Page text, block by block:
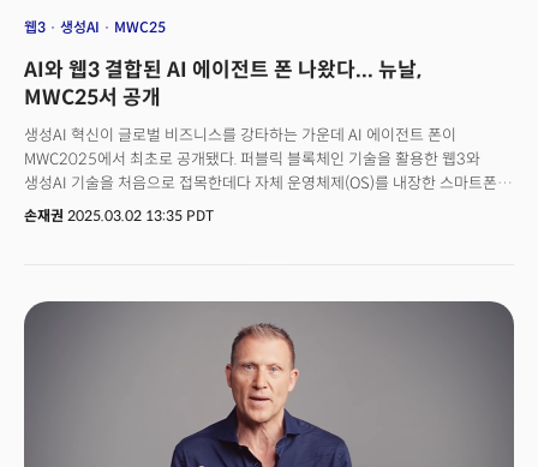
웹3 생성AI MWC25
AI와 웹3 결합된 AI 에이전트 폰 나왔다... 뉴날,
MWC25서 공개
생성AI 혁신이 글로벌 비즈니스를 강타하는 가운데 AI 에이전트 폰이
MWC2025에서 최초로 공개됐다. 퍼블릭 블록체인 기술을 활용한 웹3와
생성AI 기술을 처음으로 접목한데다 자체 운영체제(OS)를 내장한 스마트폰도
개발, 차세대 혁신 기기로 인정받을 수 있을지 주목된다. 블록체인랩스는 웹3
손재권 2025.03.02 13:35 PDT